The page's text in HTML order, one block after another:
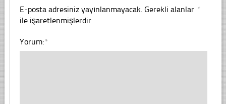
E-posta adresiniz yayınlanmayacak. Gerekli alanlar *
ile işaretlenmişlerdir
Yorum:*